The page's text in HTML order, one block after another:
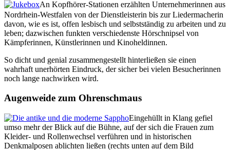
An Kopfhörer-Stationen erzählten Unternehmerinnen aus
Nordrhein-Westfalen von der Dienstleisterin bis zur Liedermacherin
davon, wie es ist, offen lesbisch und selbstständig zu arbeiten und zu
leben; dazwischen funkten verschiedenste Hörschnipsel von
Kämpferinnen, Künstlerinnen und Kinoheldinnen.
So dicht und genial zusammengestellt hinterließen sie einen
wahrhaft unerhörten Eindruck, der sicher bei vielen Besucherinnen
noch lange nachwirken wird.
Augenweide zum Ohrenschmaus
Eingehüllt in Klang gefiel
umso mehr der Blick auf die Bühne, auf der sich die Frauen zum
Kleider- und Rollenwechsel verführen und in historischen
Denkmalposen ablichten ließen (rechts unten auf dem Bild